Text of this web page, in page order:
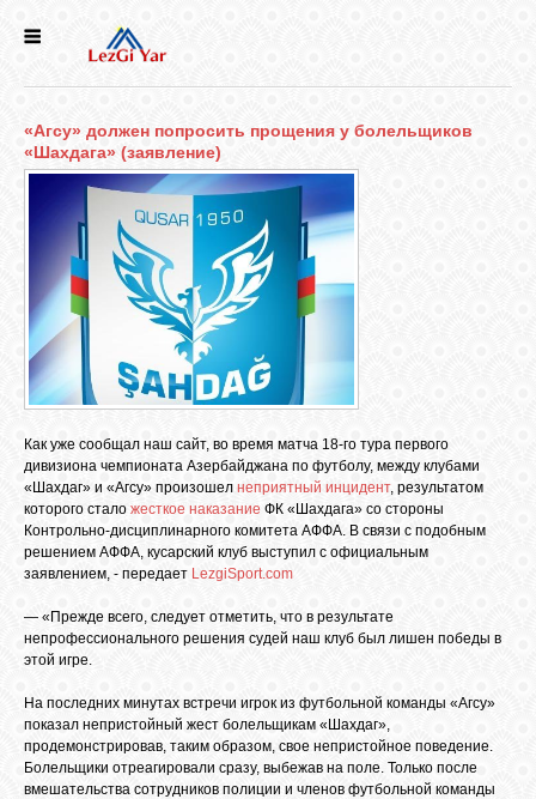
СЕЛА
КУЛЬТУРА
ЛЕЗГИН
НАРОДЫ
БИБЛИОТЕКА
ФОРУМ
О САЙТЕ
«Агсу» должен попросить прощения у болельщиков
«Шахдага» (заявление)
Как уже сообщал наш сайт, во время матча 18-го тура первого
дивизиона чемпионата Азербайджана по футболу, между клубами
«Шахдаг» и «Агсу» произошел неприятный инцидент, результатом
которого стало жесткое наказание ФК «Шахдага» со стороны
Контрольно-дисциплинарного комитета АФФА. В связи с подобным
решением АФФА, кусарский клуб выступил с официальным
заявлением, - передает LezgiSport.com
— «Прежде всего, следует отметить, что в результате
непрофессионального решения судей наш клуб был лишен победы в
этой игре.
На последних минутах встречи игрок из футбольной команды «Агсу»
показал непристойный жест болельщикам «Шахдаг»,
продемонстрировав, таким образом, свое непристойное поведение.
Болельщики отреагировали сразу, выбежав на поле. Только после
вмешательства сотрудников полиции и членов футбольной команды